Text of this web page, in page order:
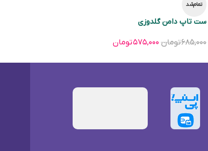
تمام‌شد
ست تاپ دامن گلدوزی
۶۸۵,۰۰۰تومان ۵۷۵,۰۰۰تومان